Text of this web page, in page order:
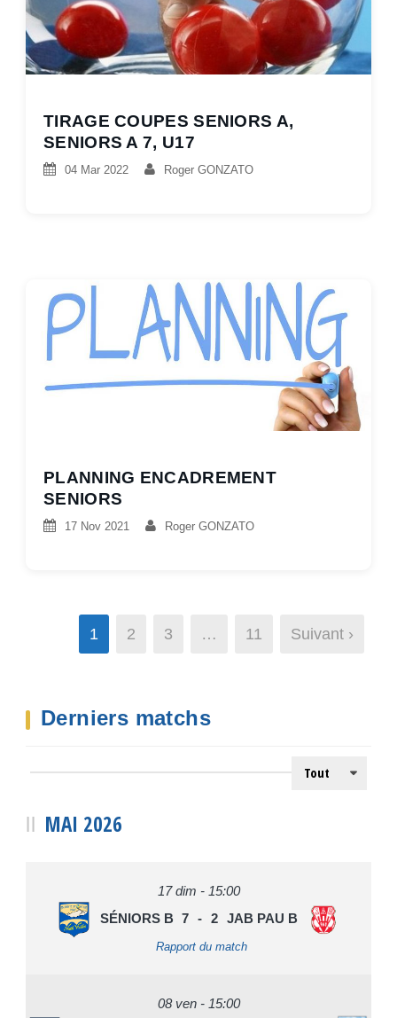
TIRAGE COUPES SENIORS A,
SENIORS A 7, U17
04 Mar 2022 Roger GONZATO
PLANNING ENCADREMENT
SENIORS
17 Nov 2021 Roger GONZATO
1 2 3 … 11 Suivant ›
Derniers matchs
MAI 2026
17 dim - 15:00
SÉNIORS B 7 - 2 JAB PAU B
Rapport du match
08 ven - 15:00